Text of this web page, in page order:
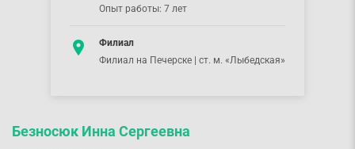
Опыт работы: 7 лет
Филиал
Филиал на Печерске | ст. м. «Лыбедская»
Безносюк Инна Сергеевна